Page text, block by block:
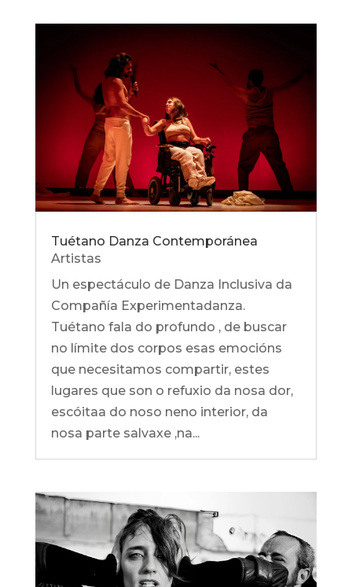
Tuétano Danza Contemporánea
Artistas
Un espectáculo de Danza Inclusiva da
Compañía Experimentadanza.
Tuétano fala do profundo , de buscar
no límite dos corpos esas emocións
que necesitamos compartir, estes
lugares que son o refuxio da nosa dor,
escóitaa do noso neno interior, da
nosa parte salvaxe ,na...